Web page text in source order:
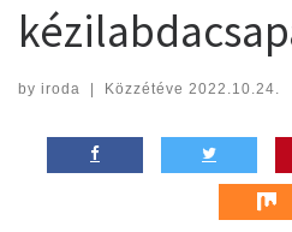
by iroda | Közzétéve 2022.10.24.